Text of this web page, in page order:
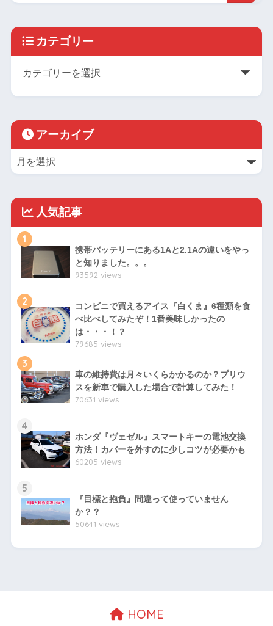
カテゴリー
アーカイブ
人気記事
1
携帯バッテリーにある1Aと2.1Aの違いをやっ
と知りました。。。
93592 views
2
コンビニで買えるアイス『白くま』6種類を食
べ比べしてみたぞ！1番美味しかったの
は・・・！？
79685 views
3
車の維持費は月々いくらかかるのか？プリウ
スを新車で購入した場合で計算してみた！
70631 views
4
ホンダ『ヴェゼル』スマートキーの電池交換
方法！カバーを外すのに少しコツが必要かも
60205 views
5
『目標と抱負』間違って使っていません
か？？
50641 views
HOME